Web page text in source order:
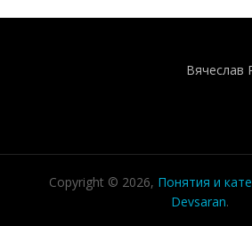
Вячеслав
Copyright © 2026, Понятия и
Devsaran.